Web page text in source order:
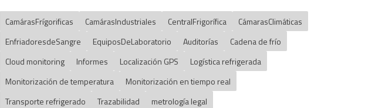
CamárasFrígorificas CamárasIndustriales CentralFrigorífica
CámarasClimáticas
EnfriadoresdeSangre
EquiposDeLaboratorio Auditorías
Cadena de frío
Cloud monitoring
Informes Localización GPS
Logística refrigerada
Monitorización de temperatura
Monitorización en tiempo real
Transporte refrigerado
Trazabilidad metrología legal